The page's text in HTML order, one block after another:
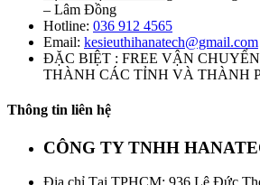
– Lâm Đồng
Hotline: 036 912 4565
Email: kesieuthihanatech@gmail.com
ĐẶC BIỆT : FREE VẬN
THÀNH CÁC TỈNH VÀ THÀNH
Thông tin liên hệ
CÔNG TY TNHH